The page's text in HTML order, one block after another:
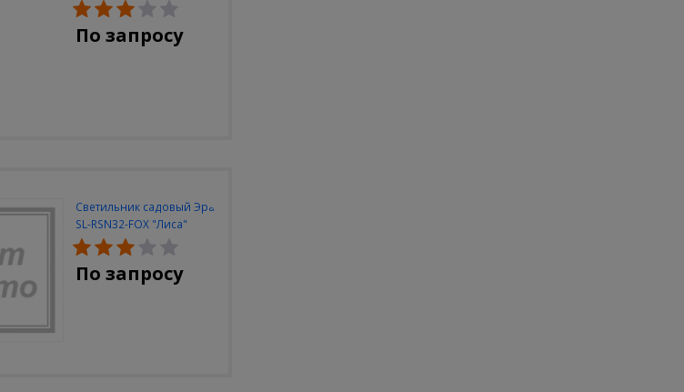
черный струбцина
По запросу
Светильник садовый Эра
SL-RSN32-FOX "Лиса"
солн.бат, полистоун,
цветной, 32 см
По запросу